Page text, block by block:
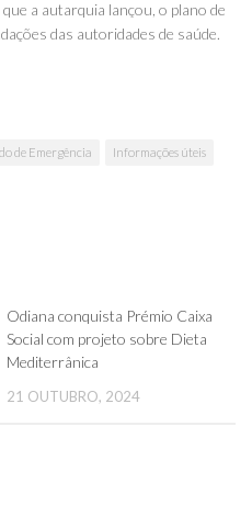
a autarquia lançou, o plano de
das autoridades de saúde.
de Emergência Informações úteis
Odiana conquista Prémio Caixa
Social com projeto sobre Dieta
Mediterrânica
21 OUTUBRO, 2024